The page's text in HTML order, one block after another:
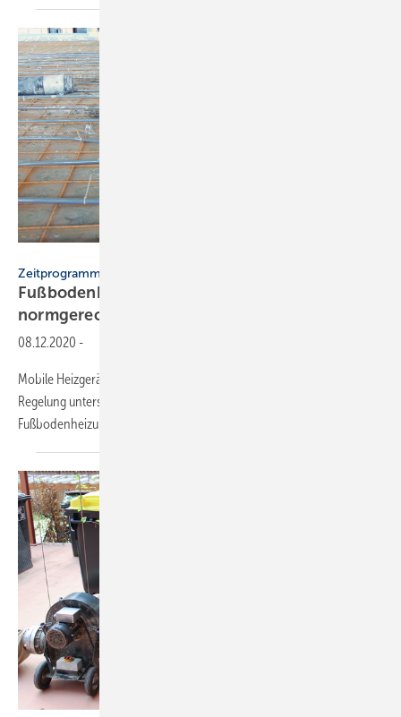
Zeitprogramme erfüllen die Vorschriften
Fußbodenheizung: So wird Estrich
normgerecht
08.12.2020 -
Mobile Heizgeräte mit einer für die Estrichaufheizung konzipierten
Regelung unterstützen bei der mangelfreien Ausführung der
Fußbodenheizung.